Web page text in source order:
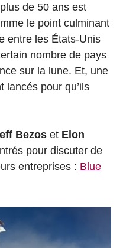
de 50 ans est
le point culminant
entre les États-Unis
nombre de pays
sur la lune. Et, une
lancés pour qu’ils
Bezos et Elon
pour discuter de
entreprises : Blue